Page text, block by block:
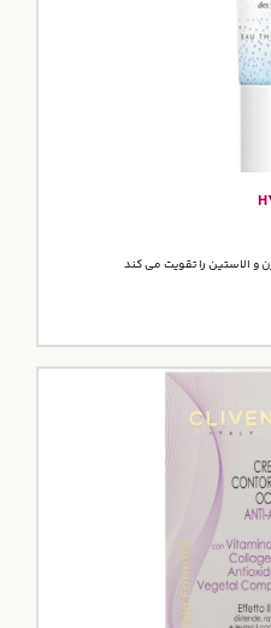
و الاستین را تقویت می کند